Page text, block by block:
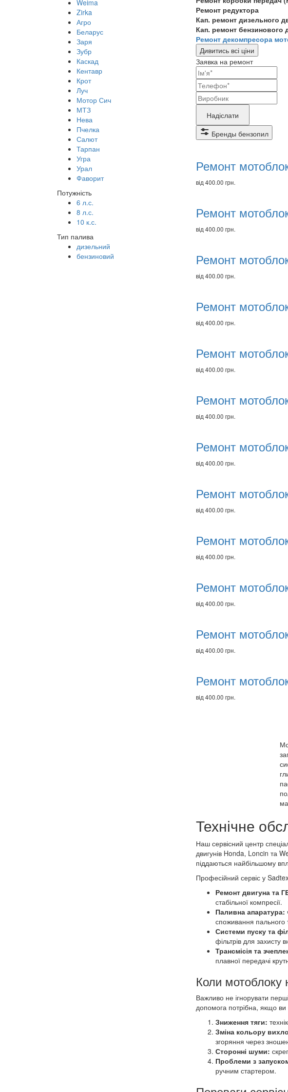
Weima
Zirka
Агро
Беларус
Заря
Зубр
Каскад
Кентавр
Крот
Луч
Мотор Сич
МТЗ
Нева
Пчелка
Салют
Тарпан
Угра
Урал
Фаворит
Потужність
6 л.с.
8 л.с.
10 к.с.
Тип палива
дизельний
бензиновий
Ремонт редуктора
Кап. ремонт дизельного
Кап. ремонт бензинового
Ремонт декомпресора
Дивитись всі ціни
Заявка на ремонт
Ваші
контактні
дані
Назва
бренду
продукту,
що
ремонту
Надіслати
Бренды бензопил
товари
Ремонт
від 400.00 грн.
Ремонт
від 400.00 грн.
Ремонт
від 400.00 грн.
Ремонт
від 400.00 грн.
Ремонт
від 400.00 грн.
Ремонт
від 400.00 грн.
Ремонт
від 400.00 грн.
Ремонт
від 400.00 грн.
Ремонт
від 400.00 грн.
Ремонт
від 400.00 грн.
Ремонт
від 400.00 грн.
Ремонт
від 400.00 грн.
Технічне
Наш сервісний центр
двигунів Honda, Loncin та
піддаються найбільшому
Професійний сервіс у
Ремонт двигуна та
стабільної компресії.
Паливна апаратура:
споживання пального
Системи пуску та
фільтрів для захисту
Трансмісія та
плавної передачі
Коли мотоблоку
Важливо не ігнорувати
допомога потрібна, якщо ви
Зниження тяги:
Зміна кольору
згоряння через
Сторонні шуми:
Проблеми з
ручним стартером.